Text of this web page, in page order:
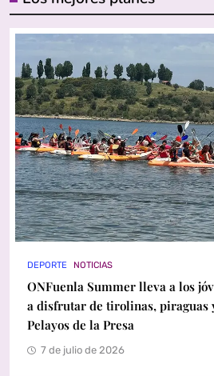
DEPORTE NOTICIAS
ONFuenla Summer lleva a los
a disfrutar de tirolinas, piraguas
Pelayos de la Presa
7 de julio de 2026